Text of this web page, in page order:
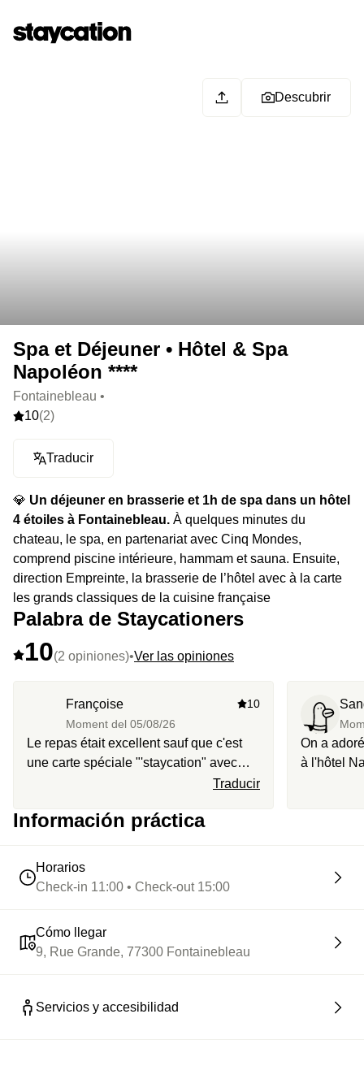
Descubrir
Spa et Déjeuner • Hôtel & Spa
Napoléon ****
Fontainebleau •
10(2)
Traducir
💎 Un déjeuner en brasserie et 1h de spa dans un hôtel
4 étoiles à Fontainebleau. À quelques minutes du
chateau, le spa, en partenariat avec Cinq Mondes,
comprend piscine intérieure, hammam et sauna. Ensuite,
direction Empreinte, la brasserie de l’hôtel avec à la carte
les grands classiques de la cuisine française
Palabra de Staycationers
10(2 opiniones)•Ver las opiniones
Françoise
Moment del 05/08/26
10
Le repas était excellent sauf que c'est
une carte spéciale "'staycation" avec
moins de choix et des supplementsTraducir
On a
à l'hôtel
Información práctica
Horarios
Check-in 11:00 • Check-out 15:00
Cómo llegar
9, Rue Grande, 77300 Fontainebleau
Servicios y accesibilidad